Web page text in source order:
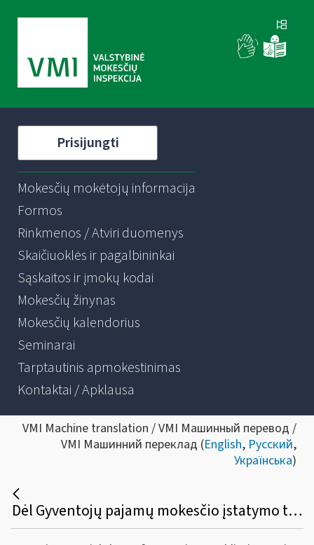
Prisijungti
Mokesčių mokėtojų informacija
Formos
Rinkmenos / Atviri duomenys
Skaičiuoklės ir pagalbininkai
Sąskaitos ir įmokų kodai
Mokesčių žinynas
Mokesčių kalendorius
Seminarai
Tarptautinis apmokestinimas
Kontaktai / Apklausa
VMI Machine translation / VMI Машинный перевод /
VMI Машинний переклад (English, Русский,
Українська)
Dėl Gyventojų pajamų mokesčio įstatymo taikymo apmokestinant darbuotojo gautą naudą darbdavio lėšomis apmokėjus papildomo (savanoriško) sveikatos draudimo paslaugą